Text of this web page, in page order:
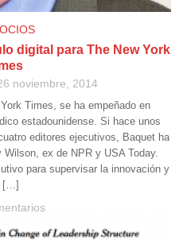
digital para The New York
noviembre, 2014
Times, se ha empeñado en
estadounidense. Si hace unos
editores ejecutivos, Baquet ha
ex de NPR y USA Today.
para supervisar la innovación y
[…]